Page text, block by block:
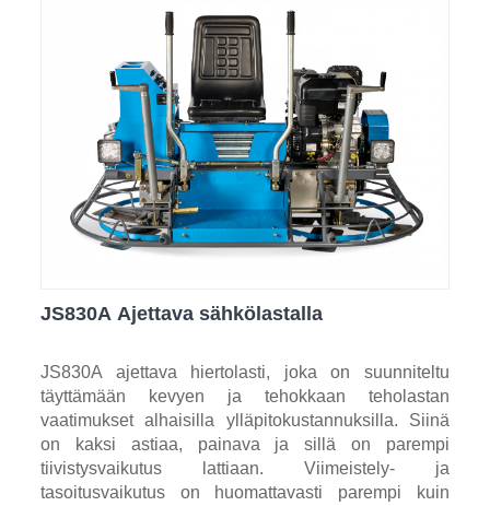
JS830A Ajettava sähkölastalla
JS830A ajettava hiertolasti, joka on suunniteltu
täyttämään kevyen ja tehokkaan teholastan
vaatimukset alhaisilla ylläpitokustannuksilla. Siinä
on kaksi astiaa, painava ja sillä on parempi
tiivistysvaikutus lattiaan. Viimeistely- ja
tasoitusvaikutus on huomattavasti parempi kuin